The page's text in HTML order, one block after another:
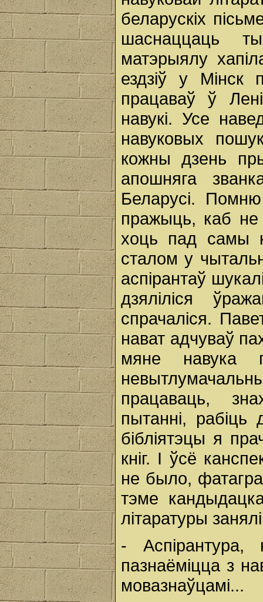
беларускіх
шаснаццаць
матэрыялу
ездзіў у Мінск
працаваў ў
навукі. Усе
навуковых
кожны дзень
апошняга
Беларусі.
пражыць, каб не
хоць пад самы
сталом у
аспірантаў
дзяліліся
спрачаліся.
нават адчуваў
мяне навука
працаваць,
пытанні, рабіць
бібліятэцы я
кніг. І ўсё
не было,
тэме
літаратуры
-
пазнаёміцца з
мовазнаўцамі...